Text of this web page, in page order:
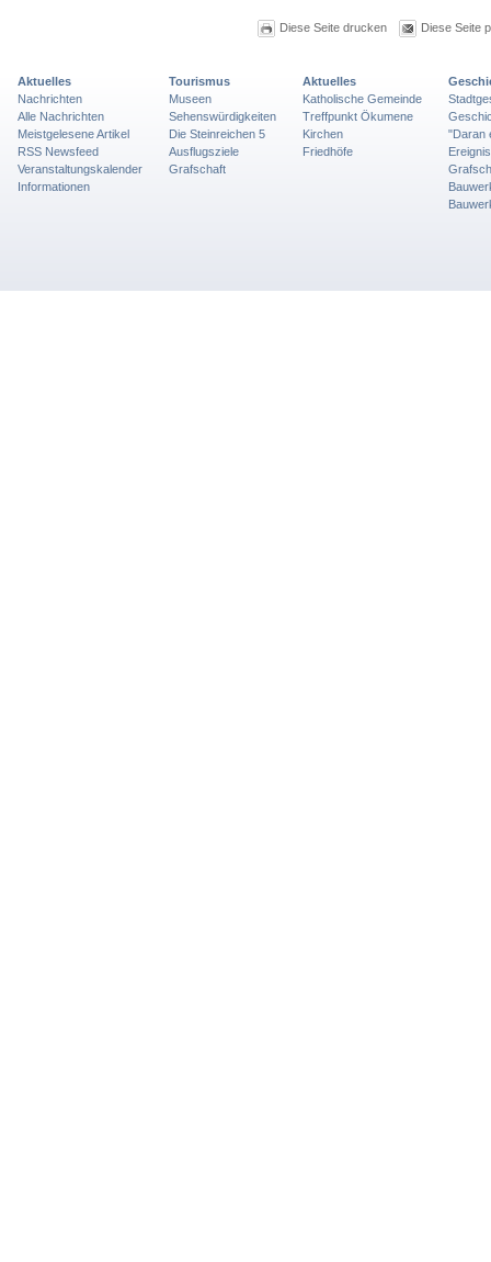
Diese Seite drucken Diese Seite
Aktuelles
Nachrichten
Alle Nachrichten
Meistgelesene Artikel
RSS Newsfeed
Veranstaltungskalender
Informationen
Tourismus
Museen
Sehenswürdigkeiten
Die Steinreichen 5
Ausflugsziele
Grafschaft
Aktuelles
Katholische Gemeinde
Treffpunkt Ökumene
Kirchen
Friedhöfe
"Daran